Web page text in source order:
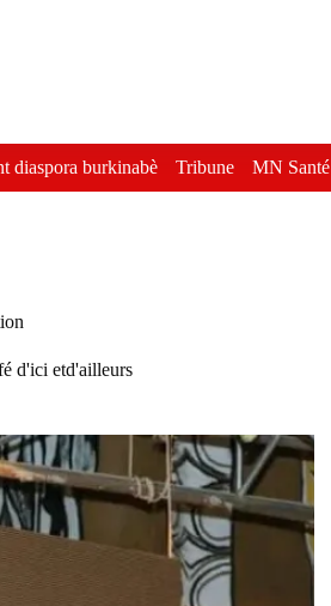
diaspora burkinabè Tribune MN Santé
d'ici etd'ailleurs